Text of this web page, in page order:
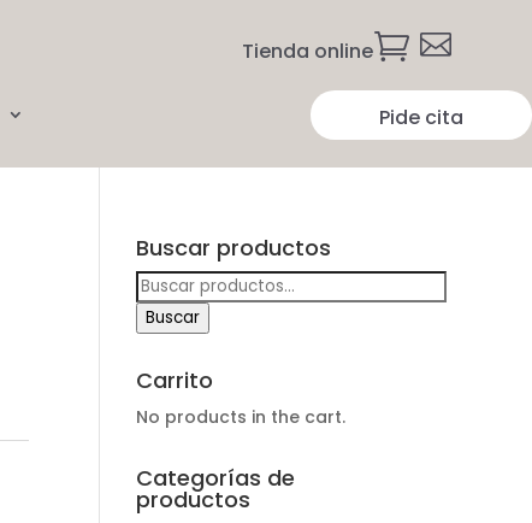
Tienda online 
Pide cita
Buscar productos
Buscar
por:
Buscar
Carrito
No products in the cart.
Categorías de
productos